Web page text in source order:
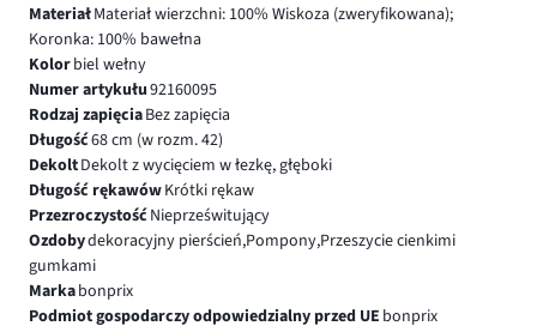
MateriałMateriał wierzchni: 100% Wiskoza (zweryfikowana);
Koronka: 100% bawełna
Kolorbiel wełny
Numer artykułu92160095
Rodzaj zapięciaBez zapięcia
Długość68 cm (w rozm. 42)
DekoltDekolt z wycięciem w łezkę, głęboki
Długość rękawówKrótki rękaw
PrzezroczystośćNieprześwitujący
Ozdobydekoracyjny pierścień,Pompony,Przeszycie cienkimi
gumkami
Markabonprix
Podmiot gospodarczy odpowiedzialny przed UE bonprix